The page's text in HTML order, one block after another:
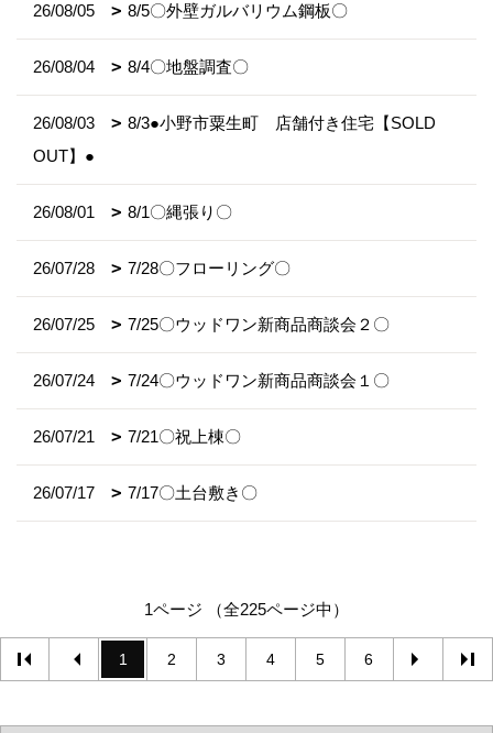
26/08/05 8/5〇外壁ガルバリウム鋼板〇
26/08/04 8/4〇地盤調査〇
26/08/03
8/3●小野市粟生町 店舗付き住宅【SOLD
OUT】●
26/08/01 8/1〇縄張り〇
26/07/28 7/28〇フローリング〇
26/07/25 7/25〇ウッドワン新商品商談会２〇
26/07/24 7/24〇ウッドワン新商品商談会１〇
26/07/21 7/21〇祝上棟〇
26/07/17 7/17〇土台敷き〇
1ページ （全225ページ中）
1 2 3 4 5 6